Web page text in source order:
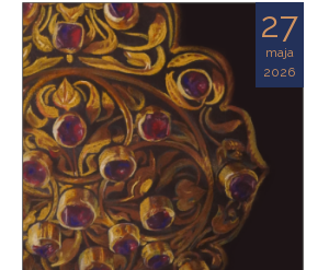
27
maja
2026